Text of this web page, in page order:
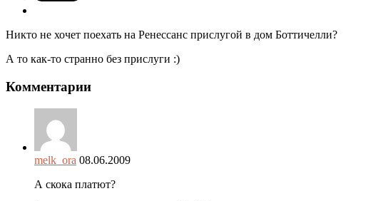
Никто не хочет поехать на Ренессанс прислугой в дом Боттичелли?
А то как-то странно без прислуги :)
Комментарии
melk_ora 08.06.2009
А скока платют?